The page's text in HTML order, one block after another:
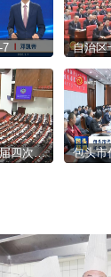
7
自治区政协十三届四次会议闭幕